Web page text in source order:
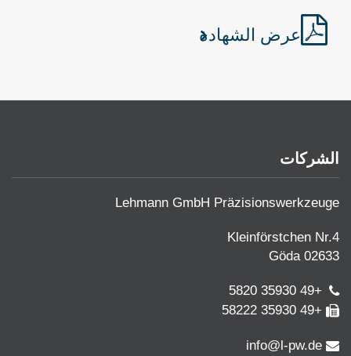
عرض الشهادة
الشركات
Lehmann GmbH Präzisionswerkzeuge
Kleinförstchen Nr.4
02633 Göda
+49 35930 5820
+49 35930 58222
info@l-pw.de